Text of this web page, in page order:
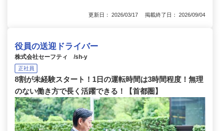
更新日： 2026/03/17 掲載終了日： 2026/09/04
役員の送迎ドライバー
株式会社セーフティ /sh-y
正社員
8割が未経験スタート！1日の運転時間は3時間程度！無理
のない働き方で長く活躍できる！【首都圏】